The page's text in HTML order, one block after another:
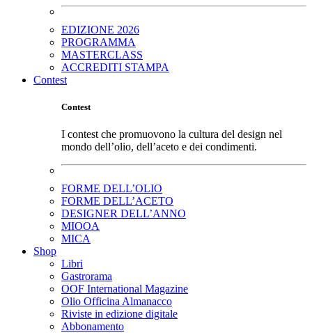
EDIZIONE 2026
PROGRAMMA
MASTERCLASS
ACCREDITI STAMPA
Contest
Contest
I contest che promuovono la cultura del design nel
mondo dell’olio, dell’aceto e dei condimenti.
FORME DELL’OLIO
FORME DELL’ACETO
DESIGNER DELL’ANNO
MIOOA
MICA
Shop
Libri
Gastrorama
OOF International Magazine
Olio Officina Almanacco
Riviste in edizione digitale
Abbonamento